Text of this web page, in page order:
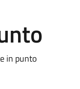
in punto